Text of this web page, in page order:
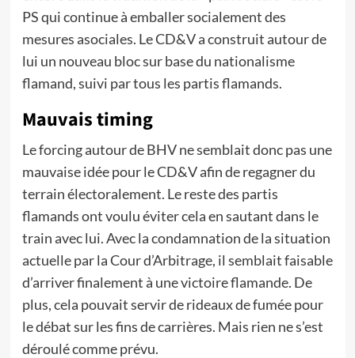
PS qui continue à emballer socialement des
mesures asociales. Le CD&V a construit autour de
lui un nouveau bloc sur base du nationalisme
flamand, suivi par tous les partis flamands.
Mauvais timing
Le forcing autour de BHV ne semblait donc pas une
mauvaise idée pour le CD&V afin de regagner du
terrain électoralement. Le reste des partis
flamands ont voulu éviter cela en sautant dans le
train avec lui. Avec la condamnation de la situation
actuelle par la Cour d’Arbitrage, il semblait faisable
d’arriver finalement à une victoire flamande. De
plus, cela pouvait servir de rideaux de fumée pour
le débat sur les fins de carrières. Mais rien ne s’est
déroulé comme prévu.